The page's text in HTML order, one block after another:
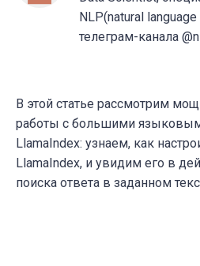
NLP(natural
телеграм-канала
В этой статье рассмотрим
работы с большими
LlamaIndex: узнаем, как
LlamaIndex, и увидим его в
поиска ответа в заданном